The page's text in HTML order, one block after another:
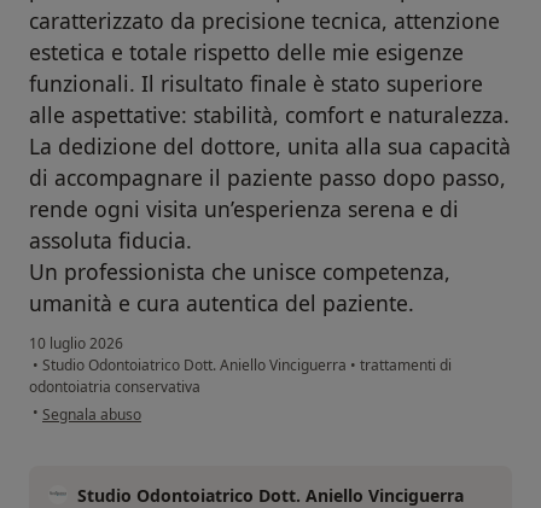
caratterizzato da precisione tecnica, attenzione
estetica e totale rispetto delle mie esigenze
funzionali. Il risultato finale è stato superiore
alle aspettative: stabilità, comfort e naturalezza.
La dedizione del dottore, unita alla sua capacità
di accompagnare il paziente passo dopo passo,
rende ogni visita un’esperienza serena e di
assoluta fiducia.
Un professionista che unisce competenza,
umanità e cura autentica del paziente.
10 luglio 2026
• Studio Odontoiatrico Dott. Aniello Vinciguerra • trattamenti di
odontoiatria conservativa
• secondo l'opinione dell'utente Ilaria R.
Segnala abuso
Studio Odontoiatrico Dott. Aniello Vinciguerra